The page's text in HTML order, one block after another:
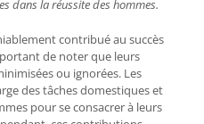
dans la réussite des hommes.
contribué au succès
de noter que leurs
ou ignorées. Les
des tâches domestiques et
pour se consacrer à leurs